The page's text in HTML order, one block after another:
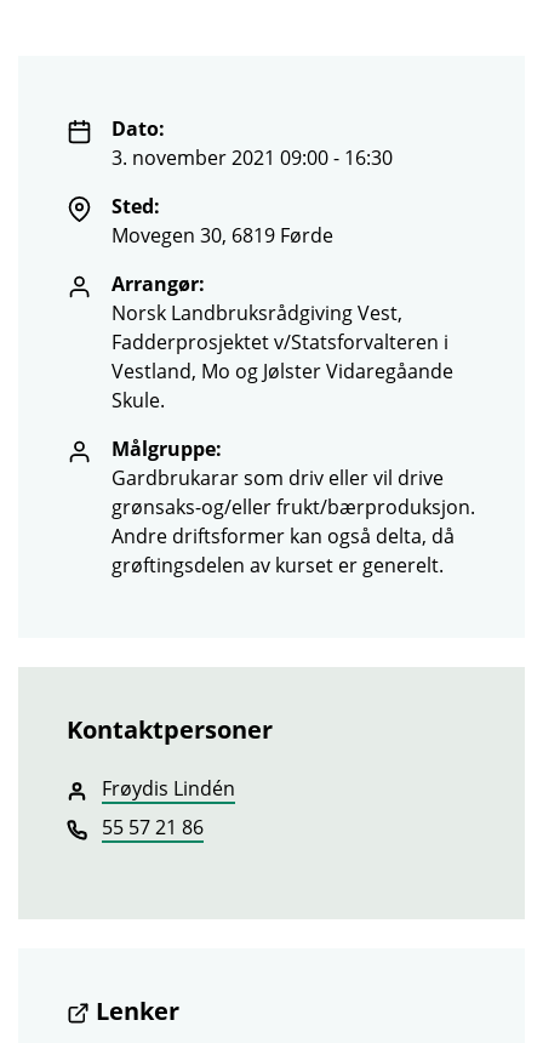
Dato:
3. november 2021 09:00 - 16:30
Sted:
Movegen 30, 6819 Førde
Arrangør:
Norsk Landbruksrådgiving Vest,
Fadderprosjektet v/Statsforvalteren i
Vestland, Mo og Jølster Vidaregåande
Skule.
Målgruppe:
Gardbrukarar som driv eller vil drive
grønsaks-og/eller frukt/bærproduksjon.
Andre driftsformer kan også delta, då
grøftingsdelen av kurset er generelt.
Kontaktpersoner
Frøydis Lindén
55 57 21 86
Lenker